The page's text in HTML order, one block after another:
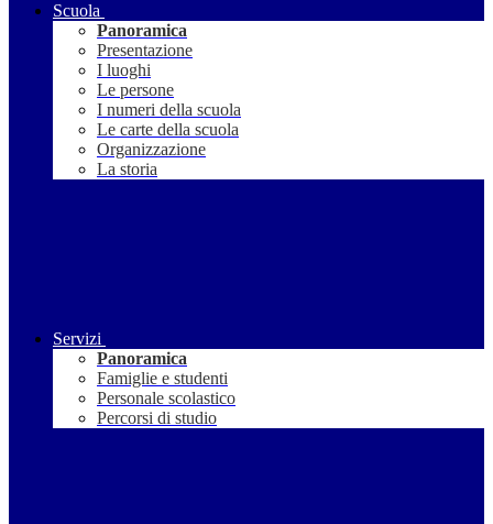
Scuola
Panoramica
Presentazione
I luoghi
Le persone
I numeri della scuola
Le carte della scuola
Organizzazione
La storia
Servizi
Panoramica
Famiglie e studenti
Personale scolastico
Percorsi di studio